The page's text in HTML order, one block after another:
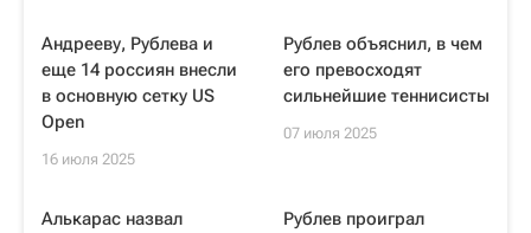
Андрееву, Рублева и
еще 14 россиян внесли
в основную сетку US
Open
16 июля 2025
Рублев объяснил, в чем
его превосходят
сильнейшие теннисисты
07 июля 2025
Алькарас назвал
Рублев проиграл